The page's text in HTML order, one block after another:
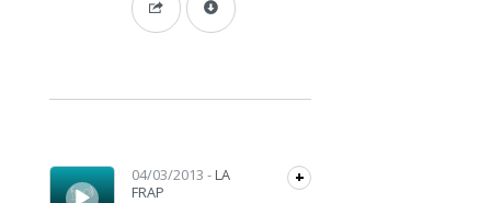
Lecteur audio 04/03/2013 - LA
FRAP
+